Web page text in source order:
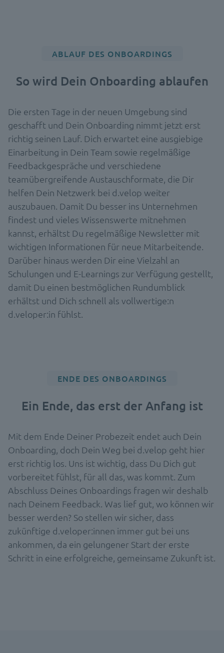
ABLAUF DES ONBOARDINGS
So wird Dein Onboarding ablaufen
Die ersten Tage in der neuen Umgebung sind
geschafft und Dein Onboarding nimmt jetzt erst
richtig seinen Lauf. Dich erwartet eine ausgiebige
Einarbeitung in Dein Team sowie regelmäßige
Feedbackgespräche und verschiedene
teamübergreifende Austauschformate, die Dir
helfen Dein Netzwerk bei d.velop weiter
auszubauen. Damit Du besser ins Unternehmen
findest und vieles Wissenswerte mitnehmen
kannst, erhältst Du regelmäßige Newsletter mit
wichtigen Informationen für neue Mitarbeitende.
Darüber hinaus werden Dir eine Vielzahl an
Schulungen und E-Learnings zur Verfügung gestellt,
damit Du einen bestmöglichen Rundumblick
erhältst und Dich schnell als vollwertige:n
d.veloper:in fühlst.
ENDE DES ONBOARDINGS
Ein Ende, das erst der Anfang ist
Mit dem Ende Deiner Probezeit endet auch Dein
Onboarding, doch Dein Weg bei d.velop geht hier
erst richtig los. Uns ist wichtig, dass Du Dich gut
vorbereitet fühlst, für all das, was kommt. Zum
Abschluss Deines Onboardings fragen wir deshalb
nach Deinem Feedback. Was lief gut, wo können wir
besser werden? So stellen wir sicher, dass
zukünftige d.veloper:innen immer gut bei uns
ankommen, da ein gelungener Start der erste
Schritt in eine erfolgreiche, gemeinsame Zukunft ist.